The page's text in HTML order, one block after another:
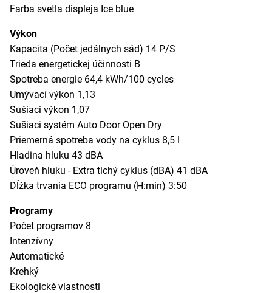
Farba svetla displeja Ice blue
Výkon
Kapacita (Počet jedálnych sád) 14 P/S
Trieda energetickej účinnosti B
Spotreba energie 64,4 kWh/100 cycles
Umývací výkon 1,13
Sušiaci výkon 1,07
Sušiaci systém Auto Door Open Dry
Priemerná spotreba vody na cyklus 8,5 l
Hladina hluku 43 dBA
Úroveň hluku - Extra tichý cyklus (dBA) 41 dBA
Dĺžka trvania ECO programu (H:min) 3:50
Programy
Počet programov 8
Intenzívny
Automatické
Krehký
Ekologické vlastnosti